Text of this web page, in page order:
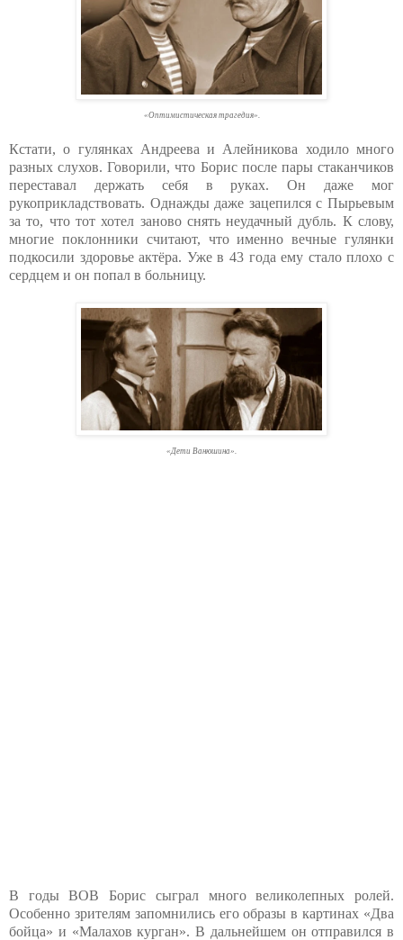
«Оптимистическая трагедия».
Кстати, о гулянках Андреева и Алейникова ходило много
разных слухов. Говорили, что Борис после пары стаканчиков
переставал держать себя в руках. Он даже мог
рукоприкладствовать. Однажды даже зацепился с Пырьевым
за то, что тот хотел заново снять неудачный дубль. К слову,
многие поклонники считают, что именно вечные гулянки
подкосили здоровье актёра. Уже в 43 года ему стало плохо с
сердцем и он попал в больницу.
«Дети Ванюшина».
В годы ВОВ Борис сыграл много великолепных ролей.
Особенно зрителям запомнились его образы в картинах «Два
бойца» и «Малахов курган». В дальнейшем он отправился в